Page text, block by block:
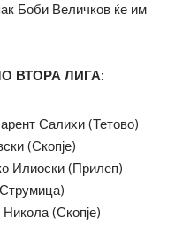
Боби Величков ќе им
ВТОРА ЛИГА:
Салихи (Тетово)
(Скопје)
Илиоски (Прилеп)
(Скопје)